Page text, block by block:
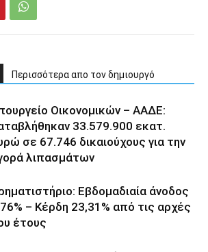
Περισσότερα απο τον δημιουργό
Οικονομικών – ΑΑΔΕ:
33.579.900 εκατ.
σε 67.746 δικαιούχους για την
λιπασμάτων
Εβδομαδιαία άνοδος
– Κέρδη 23,31% από τις αρχές
έτους